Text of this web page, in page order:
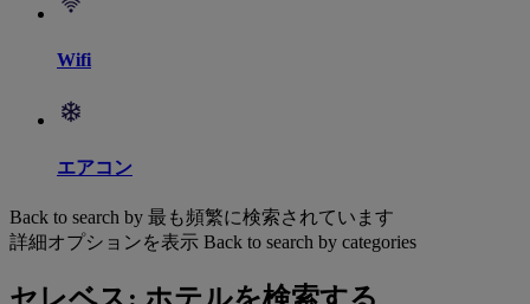
Wifi
エアコン
Back to search by 最も頻繁に検索されています
詳細オプションを表示 Back to search by categories